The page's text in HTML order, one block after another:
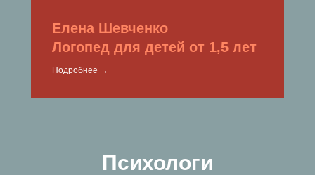
Елена Шевченко
Логопед для детей от 1,5 лет
Подробнее →
Психологи